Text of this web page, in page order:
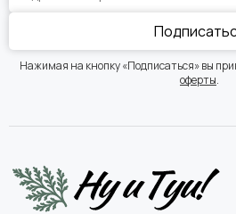
Нажимая на кнопку «Подписаться» вы
оферты.